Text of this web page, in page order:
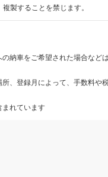
製することを禁じます。
納車をご希望された場合など
、登録月によって、手数料や
れています